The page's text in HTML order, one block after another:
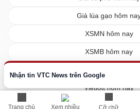
Trang chủ Xem nhiều Cỡ chữ
Nhận tin VTC News trên Google
Giá lúa gạo hôm
XSMN hôm nay
XSMB hôm nay
Vietlott hôm nay